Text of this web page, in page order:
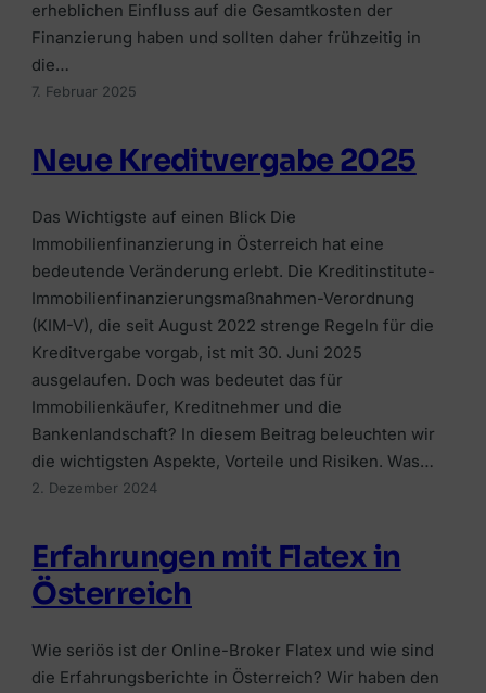
erheblichen Einfluss auf die Gesamtkosten der
Finanzierung haben und sollten daher frühzeitig in
die…
7. Februar 2025
Neue Kreditvergabe 2025
Das Wichtigste auf einen Blick Die
Immobilienfinanzierung in Österreich hat eine
bedeutende Veränderung erlebt. Die Kreditinstitute-
Immobilienfinanzierungsmaßnahmen-Verordnung
(KIM-V), die seit August 2022 strenge Regeln für die
Kreditvergabe vorgab, ist mit 30. Juni 2025
ausgelaufen. Doch was bedeutet das für
Immobilienkäufer, Kreditnehmer und die
Bankenlandschaft? In diesem Beitrag beleuchten wir
die wichtigsten Aspekte, Vorteile und Risiken. Was…
2. Dezember 2024
Erfahrungen mit Flatex in
Österreich
Wie seriös ist der Online-Broker Flatex und wie sind
die Erfahrungsberichte in Österreich? Wir haben den